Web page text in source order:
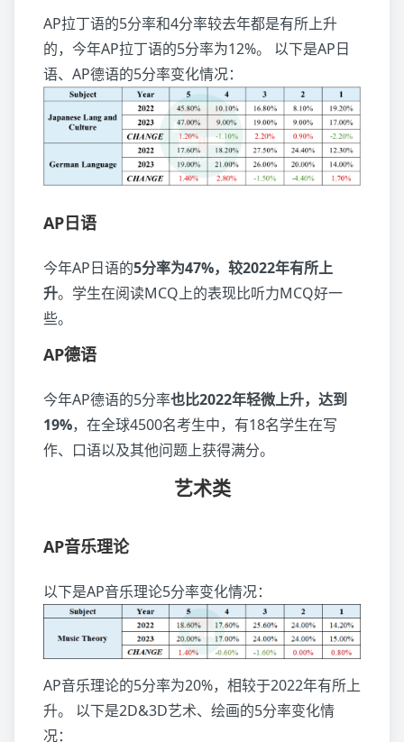
AP拉丁语的5分率和4分率较去年都是有所上升
的，今年AP拉丁语的5分率为12%。 以下是AP日
语、AP德语的5分率变化情况：
AP日语
今年AP日语的5分率为47%，较2022年有所上
升。学生在阅读MCQ上的表现比听力MCQ好一
些。
AP德语
今年AP德语的5分率也比2022年轻微上升，达到
19%，在全球4500名考生中，有18名学生在写
作、口语以及其他问题上获得满分。
艺术类
AP音乐理论
以下是AP音乐理论5分率变化情况：
AP音乐理论的5分率为20%，相较于2022年有所上
升。 以下是2D&3D艺术、绘画的5分率变化情
况：